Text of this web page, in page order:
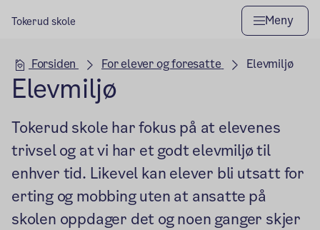
Tokerud skole Meny
Hovedseksjon
Forsiden For elever og foresatte Elevmiljø
Elevmiljø
Tokerud skole har fokus på at elevenes
trivsel og at vi har et godt elevmiljø til
enhver tid. Likevel kan elever bli utsatt for
erting og mobbing uten at ansatte på
skolen oppdager det og noen ganger skjer